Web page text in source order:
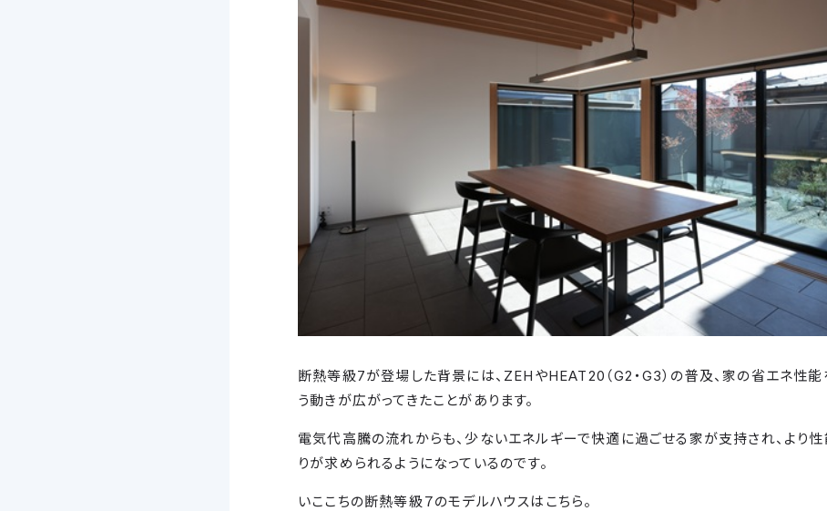
断熱等級7が登場した背景には、ZEHやHEAT20（G2・G3）の普及、家の省エネ性
う動きが広がってきたことがあります。
電気代高騰の流れからも、少ないエネルギーで快適に過ごせる家が支持され、より性
りが求められるようになっているのです。
いここちの断熱等級７のモデルハウスはこちら。